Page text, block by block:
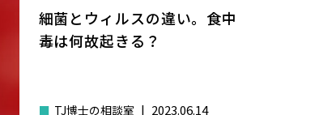
細菌とウィルスの違い。食中
毒は何故起きる？
■ TJ博士の相談室 | 2023.06.14